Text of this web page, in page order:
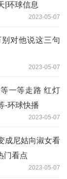
|环球信息
2023-05-07
对他说这三句
2023-05-07
一等走路 红灯
-环球快播
2023-05-07
成尼姑向淑女看
门看点
2023-05-07